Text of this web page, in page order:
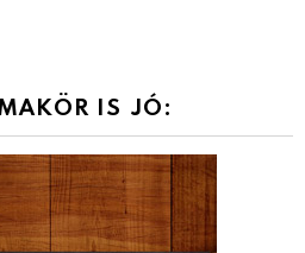
IS JÓ: